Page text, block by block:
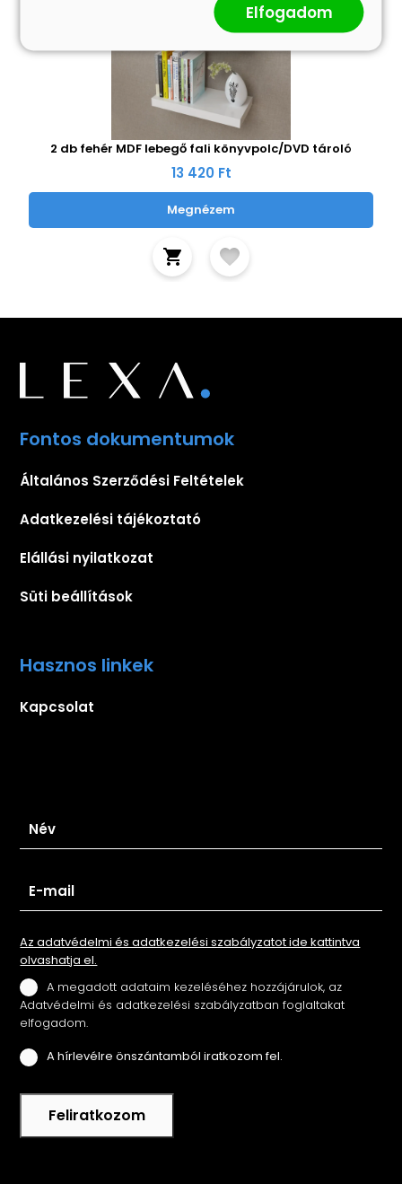
2 db fehér MDF lebegő fali könyvpolc/DVD tároló
13 420 Ft
Megnézem
Fontos dokumentumok
Általános Szerződési Feltételek
Adatkezelési tájékoztató
Elállási nyilatkozat
Süti beállítások
Hasznos linkek
Kapcsolat
Az adatvédelmi és adatkezelési szabályzatot ide kattintva
olvashatja el.
A megadott adataim kezeléséhez hozzájárulok, az
Adatvédelmi és adatkezelési szabályzatban foglaltakat
elfogadom.
A hírlevélre önszántamból iratkozom fel.
Feliratkozom
Elfogadom